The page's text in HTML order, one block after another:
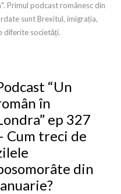
Primul podcast românesc din
sunt Brexitul, imigrația,
diferite societăți.
“Un
în
ep 327
Cum treci de
din